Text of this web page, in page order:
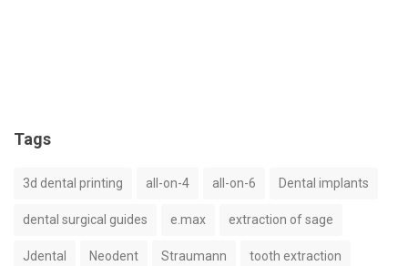
Tags
3d dental printing all-on-4 all-on-6 Dental implants
dental surgical guides e.max extraction of sage
Jdental Neodent Straumann tooth extraction